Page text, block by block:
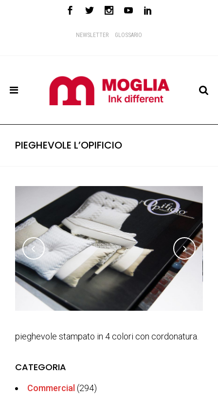
NEWSLETTER GLOSSARIO
PIEGHEVOLE L’OPIFICIO
pieghevole stampato in 4 colori con cordonatura.
CATEGORIA
Commercial (294)